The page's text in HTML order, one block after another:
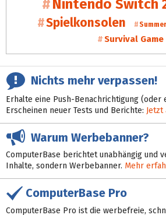
Nintendo Switch
Spielkonsolen
Survival Game
Nichts mehr verpassen!
Erhalte eine Push-Benachrichtigung
Erscheinen neuer Tests und Berichte: Jetzt
Warum Werbebanner?
ComputerBase berichtet unabhängig und
Inhalte, sondern Werbebanner. Mehr
ComputerBase Pro
ComputerBase Pro ist die werbefreie,